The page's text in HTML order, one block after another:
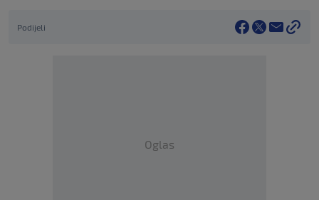
Podijeli
Oglas